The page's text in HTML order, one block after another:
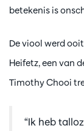
betekenis is
De viool werd
Heifetz, een van
Timothy Chooi
“Ik heb